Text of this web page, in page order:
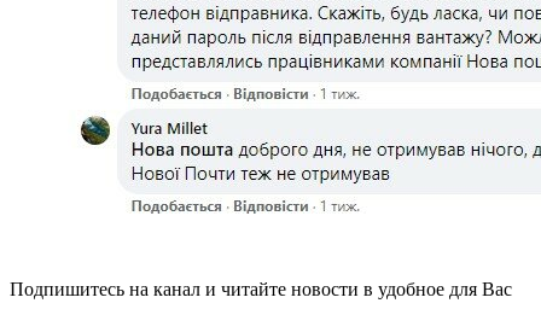
Подпишитесь на канал и читайте новости в удобное для Вас